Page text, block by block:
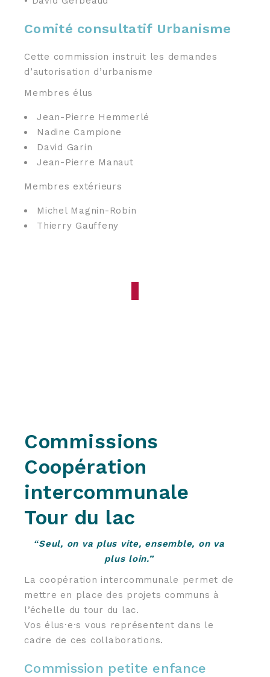
Comité consultatif Urbanisme
Cette commission instruit les demandes
d’autorisation d’urbanisme
Membres élus
Jean-Pierre Hemmerlé
Nadine Campione
David Garin
Jean-Pierre Manaut
Membres extérieurs
Michel Magnin-Robin
Thierry Gauffeny
Commissions
Coopération
intercommunale
Tour du lac
“Seul, on va plus vite, ensemble, on va
plus loin.”
La coopération intercommunale permet de
mettre en place des projets communs à
l’échelle du tour du lac.
Vos élus·e·s vous représentent dans le
cadre de ces collaborations.
Commission petite enfance